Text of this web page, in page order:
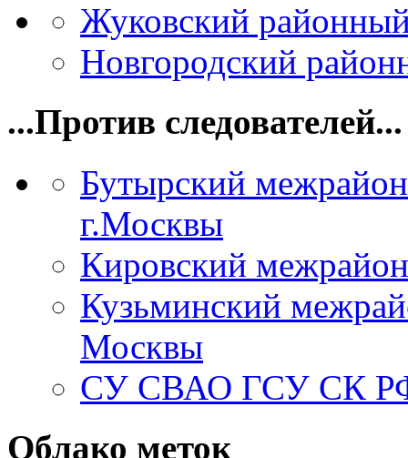
Жуковский
Новгородский
...Против следователей...
Бутырский
г.Москвы
Кировский
Кузьминский
Москвы
СУ СВАО ГСУ СК
Облако меток